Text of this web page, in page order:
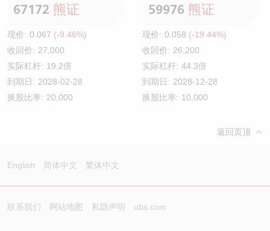
67172 熊证
现价: 0.067 (-9.46%)
收回价: 27,000
实际杠杆: 19.2倍
到期日: 2028-02-28
换股比率: 20,000
59976 熊证
现价: 0.058 (-19.44%)
收回价: 26,200
实际杠杆: 44.3倍
到期日: 2028-12-28
换股比率: 10,000
返回页顶
English 简体中文 繁体中文
联系我们 网站地图 私隐声明 ubs.com